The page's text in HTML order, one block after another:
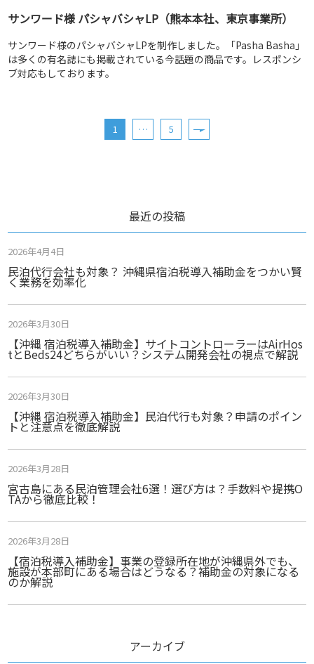
最近の投稿
民泊代行会社も対象？ 沖縄県宿泊税導入補助金をつかい賢
く業務を効率化
2026年4月4日
【沖縄 宿泊税導入補助金】サイトコントローラーはAirHos
tとBeds24どちらがいい？システム開発会社の視点で解説
2026年3月30日
【沖縄 宿泊税導入補助金】民泊代行も対象？申請のポイン
トと注意点を徹底解説
2026年3月30日
宮古島にある民泊管理会社6選！選び方は？手数料や提携O
TAから徹底比較！
2026年3月28日
【宿泊税導入補助金】事業の登録所在地が沖縄県外でも、
施設が本部町にある場合はどうなる？補助金の対象になる
のか解説
2026年3月28日
アーカイブ
サンワード様 パシャバシャLP（熊本本社、東京事業所）
サンワード様のパシャバシャLPを制作しました。「Pasha Basha」
は多くの有名誌にも掲載されている今話題の商品です。レスポンシ
ブ対応もしております。
1 … 5